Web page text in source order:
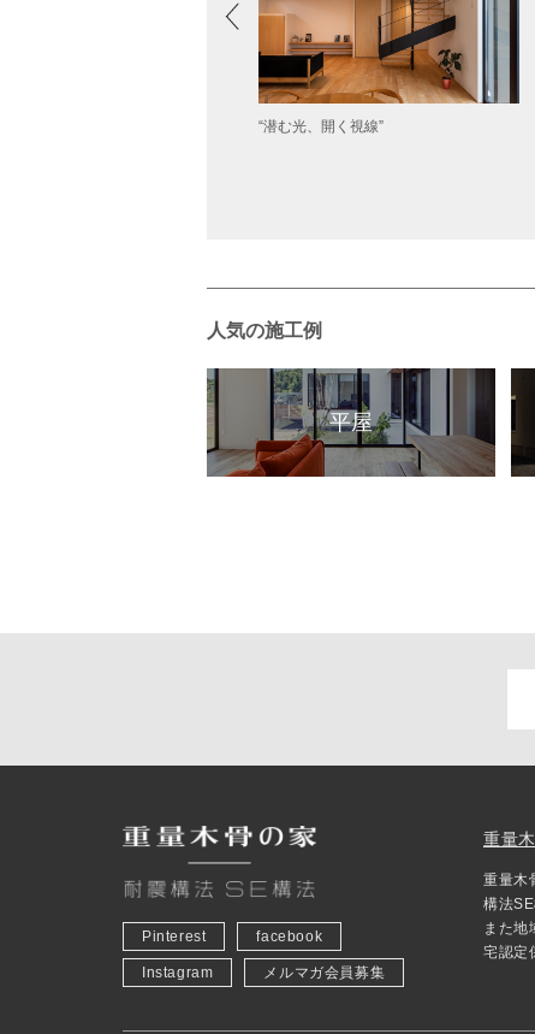
“潜む光、開く視線”
人気の施工例
平屋
Pinterest facebook
Instagram メルマガ会員募集
重量
重量木
構法
また地
宅認定